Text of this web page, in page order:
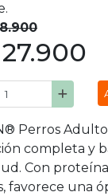
Perros
completa y
Con
favorece una